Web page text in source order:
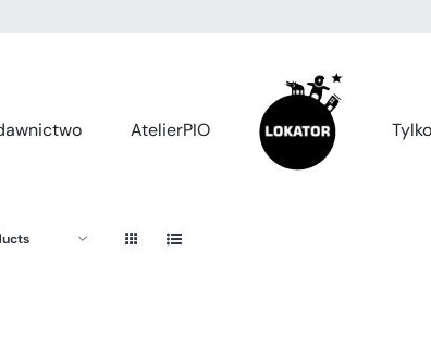
AtelierPIO